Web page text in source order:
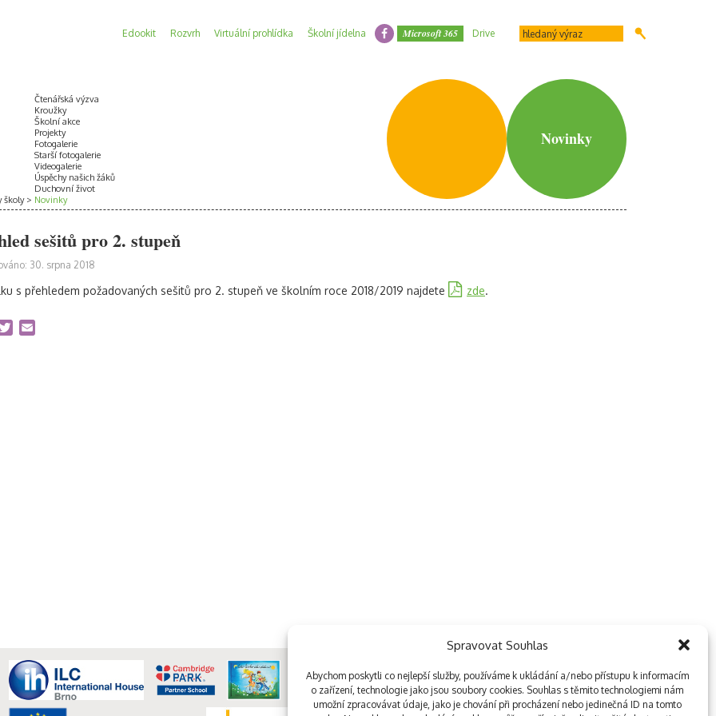
Spravovat Souhlas
Abychom poskytli co nejlepší služby, používáme k ukládání a/nebo přístupu k informacím
o zařízení, technologie jako jsou soubory cookies. Souhlas s těmito technologiemi nám
umožní zpracovávat údaje, jako je chování při procházení nebo jedinečná ID na tomto
Edookit Rozvrh Virtuální prohlídka Školní jídelna Microsoft 365 Drive
školy
Čtenářská výzva
Kroužky
Školní akce
Projekty
Fotogalerie
Starší fotogalerie
Videogalerie
Úspěchy našich žáků
Duchovní život
Novinky
Novinky
sešitů pro 2. stupeň
30. srpna 2018
s přehledem požadovaných sešitů pro 2. stupeň ve školním roce 2018/2019 najdete zde.
Twitter